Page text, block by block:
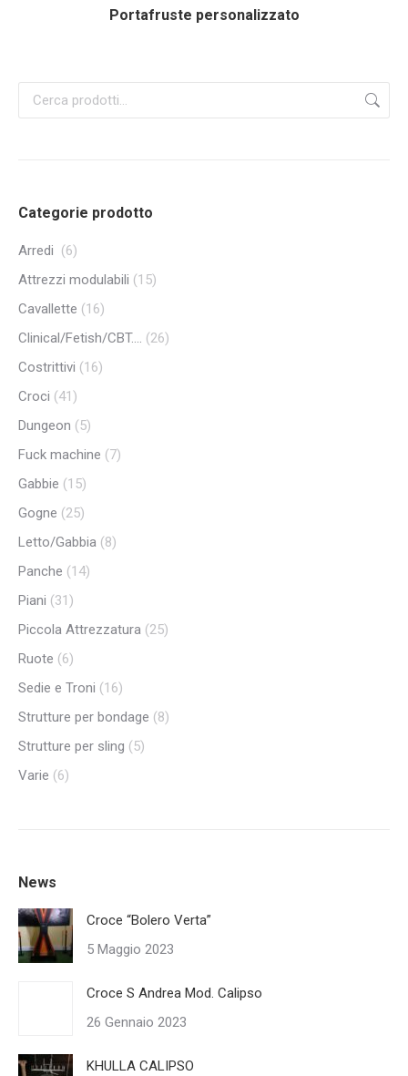
Portafruste personalizzato
Categorie prodotto
Arredi (6)
Attrezzi modulabili (15)
Cavallette (16)
Clinical/Fetish/CBT.... (26)
Costrittivi (16)
Croci (41)
Dungeon (5)
Fuck machine (7)
Gabbie (15)
Gogne (25)
Letto/Gabbia (8)
Panche (14)
Piani (31)
Piccola Attrezzatura (25)
Ruote (6)
Sedie e Troni (16)
Strutture per bondage (8)
Strutture per sling (5)
Varie (6)
News
Croce “Bolero Verta”
5 Maggio 2023
Croce S Andrea Mod. Calipso
26 Gennaio 2023
KHULLA CALIPSO